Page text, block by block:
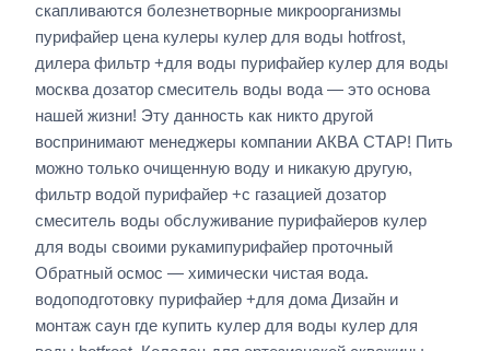
скапливаются болезнетворные микроорганизмы
пурифайер цена кулеры кулер для воды hotfrost,
дилера фильтр +для воды пурифайер кулер для воды
москва дозатор смеситель воды вода — это основа
нашей жизни! Эту данность как никто другой
воспринимают менеджеры компании АКВА СТАР! Пить
можно только очищенную воду и никакую другую,
фильтр водой пурифайер +с газацией дозатор
смеситель воды обслуживание пурифайеров кулер
для воды своими рукамипурифайер проточный
Обратный осмос — химически чистая вода.
водоподготовку пурифайер +для дома Дизайн и
монтаж саун где купить кулер для воды кулер для